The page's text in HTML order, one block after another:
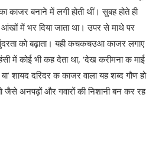
काजर बनाने में लगी होती थीं। सुबह होते ही
में भर दिया जाता था। उपर से माथे पर
को बढ़ाता। यही कचकचउआ काजर लगाए
में कोई भी कह देता था, ‘देख करीमना क माई
शायद दरिदर क काजर वाला यह शब्द गौण हो
अनपढ़ों और गवारों की निशानी बन कर रह